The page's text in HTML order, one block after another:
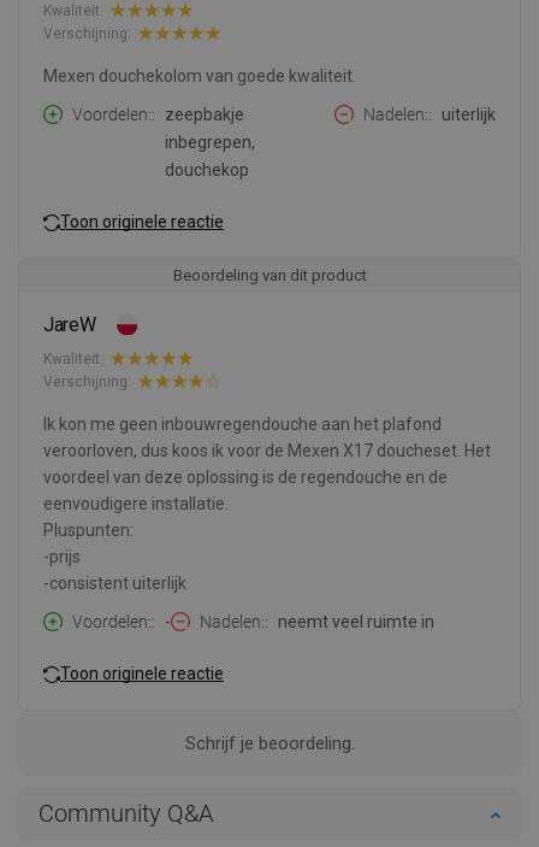
Kwaliteit:
Verschijning:
Mexen douchekolom van goede kwaliteit.
Voordelen:
zeepbakje
inbegrepen,
douchekop
Nadelen: uiterlijk
Toon originele reactie
Beoordeling van dit product
JareW
Kwaliteit:
Verschijning:
Ik kon me geen inbouwregendouche aan het plafond
veroorloven, dus koos ik voor de Mexen X17 doucheset. Het
voordeel van deze oplossing is de regendouche en de
eenvoudigere installatie.
Pluspunten:
-prijs
-consistent uiterlijk
Voordelen:
- Nadelen: neemt veel ruimte in
Toon originele reactie
Schrijf je beoordeling.
Community Q&A